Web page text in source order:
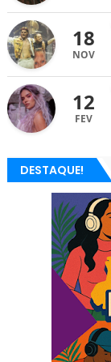
18
NOV
12
FEV
DESTAQUE!